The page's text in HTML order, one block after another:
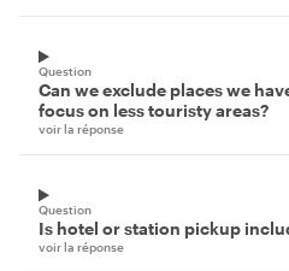
Question
Can we exclude places we
focus on less touristy areas?
voir la réponse
Question
Is hotel or station pickup
voir la réponse